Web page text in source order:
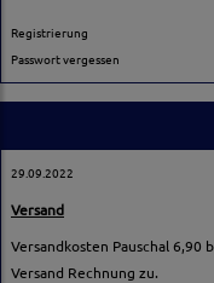
Registrierung
Passwort vergessen
29.09.2022
Versand
Versandkosten Pauschal 6,90
Versand Rechnung zu.